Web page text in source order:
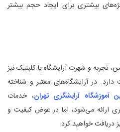
بیشتری برای ایجاد حجم بیشتر
تجربه و شهرت آرایشگاه یا کلینیک نیز
دارد. در آرایشگاه‌های معتبر و شناخته‌
آموزشگاه آرایشگری تهران، خدمات
ارائه می‌شود، اما در عوض کیفیت و
دریافت خواهید کرد.